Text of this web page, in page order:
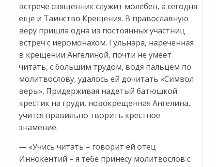
встрече священник служит молебен, а сегодня
еще и Таинство Крещения. В православную
веру пришла одна из постоянных участниц
встреч с иеромонахом. Гульнара, нареченная
в крещении Ангелиной, почти не умеет
читать, с большим трудом, водя пальцем по
молитвослову, удалось ей дочитать «Символ
веры». Придерживая надетый батюшкой
крестик на груди, новокрещенная Ангелина,
учится правильно творить крестное
знамение.
— «Учись читать – говорит ей отец
Иннокентий – я тебе принесу молитвослов с